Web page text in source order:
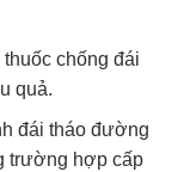
chống đái
quả.
đái tháo đường
trường hợp cấp